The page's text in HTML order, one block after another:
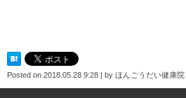
Posted on 2018.05.28 9:28 | by ほんごうだい健康院